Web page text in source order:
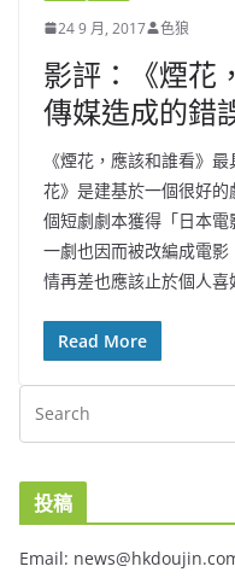
24 9 月, 2017 色狼
影評：《煙
傳媒造成的錯
《煙花，應該和誰看》
花》是建基於一個很好
個短劇劇本獲得「日本電
一劇也因而被改編成電
情再差也應該止於個人
Read More
投稿
Email: